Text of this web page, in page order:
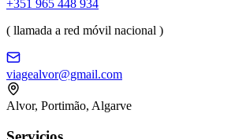
+351 965 448 934
( llamada a red móvil nacional )
viagealvor@gmail.com
Alvor, Portimão, Algarve